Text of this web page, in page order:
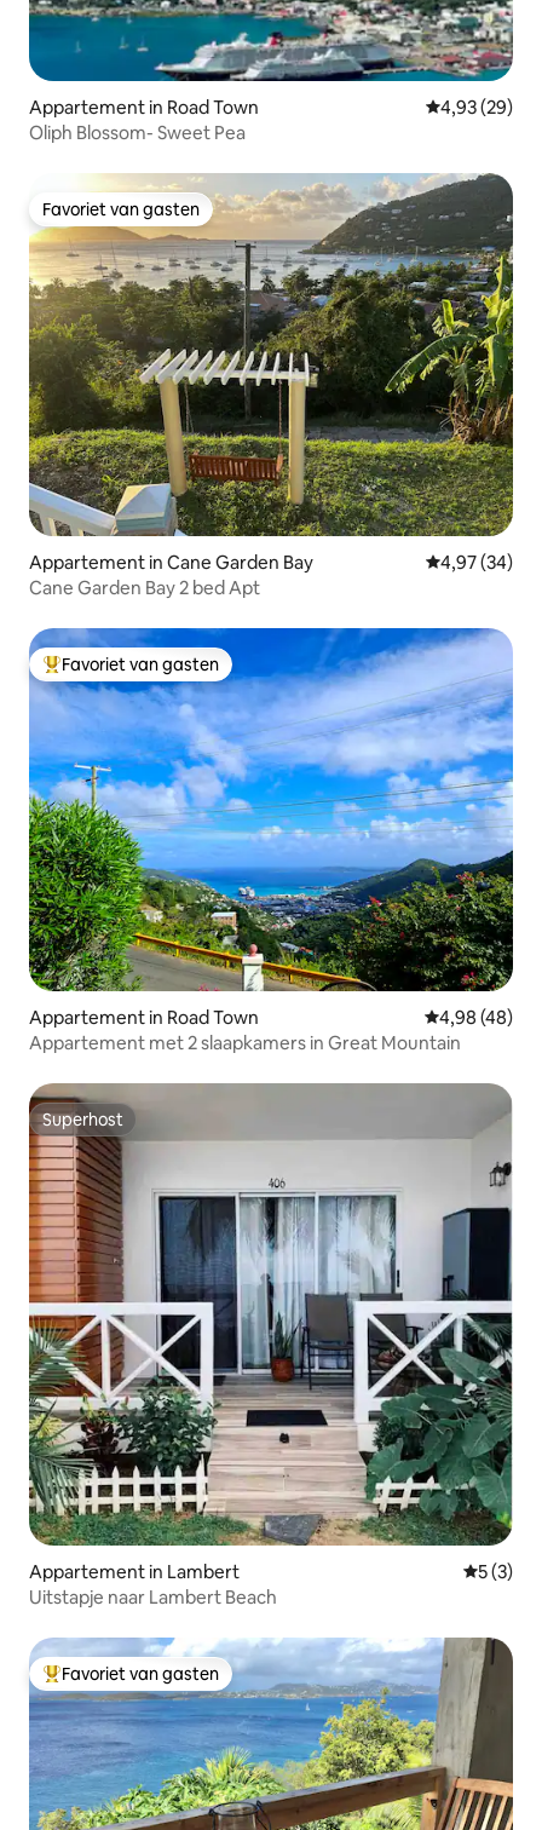
Appartement in Road Town Gemiddelde
4,93 (29)
Oliph Blossom- Sweet Pea
Favoriet van gasten
Favoriet van gasten
Appartement in Cane Garden Bay Gemiddelde
4,97 (34)
Cane Garden Bay 2 bed Apt
Topfavoriet van gasten
Favoriet van gasten
Appartement in Road Town Gemiddelde
4,98 (48)
Appartement met 2 slaapkamers in Great Mountain
Superhost
Superhost
Appartement in Lambert
5 (3)
Uitstapje naar Lambert Beach
Topfavoriet van gasten
Favoriet van gasten